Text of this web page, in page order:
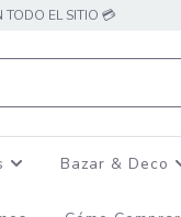
TODO EL SITIO 💳
Bazar & Deco